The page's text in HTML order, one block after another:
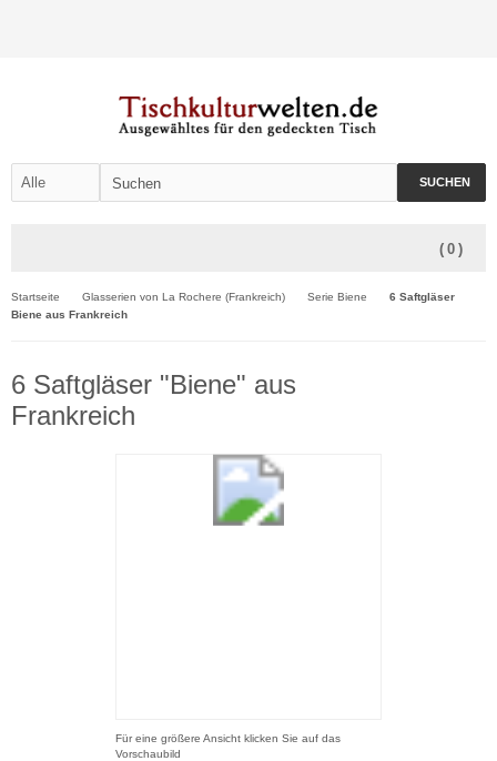
SUCHEN
( 0 )
Startseite Glasserien von La Rochere (Frankreich) Serie Biene
6 Saftgläser
Biene aus Frankreich
6 Saftgläser "Biene" aus
Frankreich
Für eine größere Ansicht klicken Sie auf das
Vorschaubild